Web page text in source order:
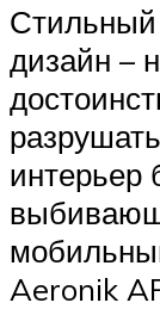
Стильный
дизайн –
интерьер
Aeronik